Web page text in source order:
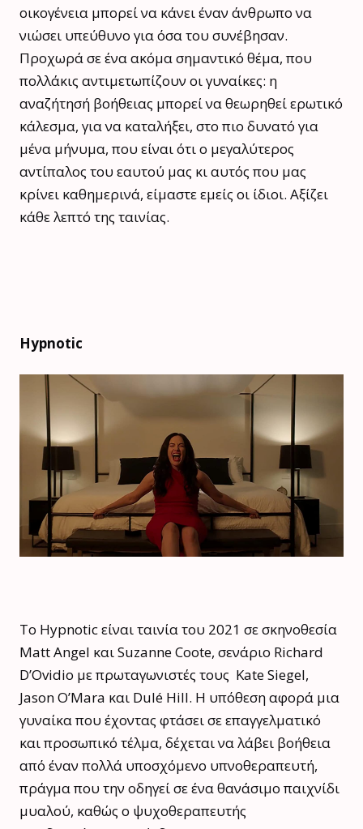
οικογένεια μπορεί να κάνει έναν άνθρωπο να
νιώσει υπεύθυνο για όσα του συνέβησαν.
Προχωρά σε ένα ακόμα σημαντικό θέμα, που
πολλάκις αντιμετωπίζουν οι γυναίκες: η
αναζήτησή βοήθειας μπορεί να θεωρηθεί ερωτικό
κάλεσμα, για να καταλήξει, στο πιο δυνατό για
μένα μήνυμα, που είναι ότι ο μεγαλύτερος
αντίπαλος του εαυτού μας κι αυτός που μας
κρίνει καθημερινά, είμαστε εμείς οι ίδιοι. Αξίζει
κάθε λεπτό της ταινίας.
Hypnotic
Το Hypnotic είναι ταινία του 2021 σε σκηνοθεσία
Matt Angel και Suzanne Coote, σενάριο Richard
D’Ovidio με πρωταγωνιστές τους Kate Siegel,
Jason O’Mara και Dulé Hill. Η υπόθεση αφορά μια
γυναίκα που έχοντας φτάσει σε επαγγελματικό
και προσωπικό τέλμα, δέχεται να λάβει βοήθεια
από έναν πολλά υποσχόμενο υπνοθεραπευτή,
πράγμα που την οδηγεί σε ένα θανάσιμο παιχνίδι
μυαλού, καθώς ο ψυχοθεραπευτής